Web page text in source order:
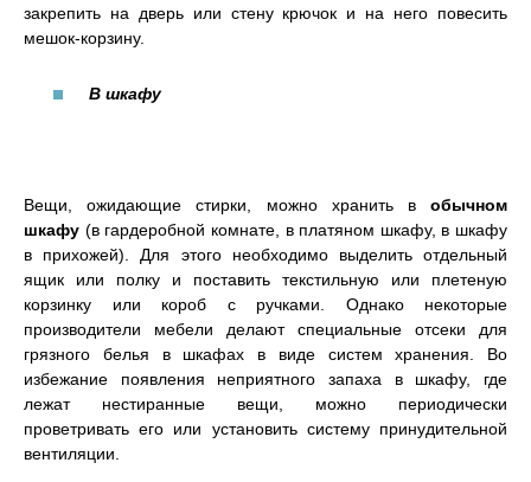
закрепить на дверь или стену крючок и на него повесить
мешок-корзину.
В шкафу
Вещи, ожидающие стирки, можно хранить в обычном
шкафу (в гардеробной комнате, в платяном шкафу, в шкафу
в прихожей). Для этого необходимо выделить отдельный
ящик или полку и поставить текстильную или плетеную
корзинку или короб с ручками. Однако некоторые
производители мебели делают специальные отсеки для
грязного белья в шкафах в виде систем хранения. Во
избежание появления неприятного запаха в шкафу, где
лежат нестиранные вещи, можно периодически
проветривать его или установить систему принудительной
вентиляции.